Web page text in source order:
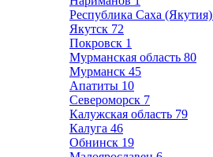
Республика Саха (Якутия)
Якутск 72
Покровск 1
Мурманская область 80
Мурманск 45
Апатиты 10
Североморск 7
Калужская область 79
Калуга 46
Обнинск 19